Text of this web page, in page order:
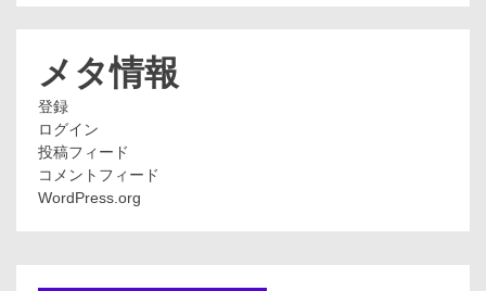
メタ情報
登録
ログイン
投稿フィード
コメントフィード
WordPress.org